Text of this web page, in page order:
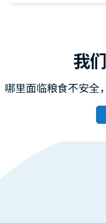
我
哪里面临粮食不安全